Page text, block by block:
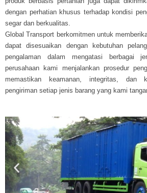
dengan perhatian khusus terhadap kondisi
segar dan berkualitas.
Global Transport berkomitmen untuk
dapat disesuaikan dengan kebutuhan
pengalaman dalam mengatasi berbagai
perusahaan kami menjalankan prosedur
memastikan keamanan, integritas, dan
pengiriman setiap jenis barang yang kami